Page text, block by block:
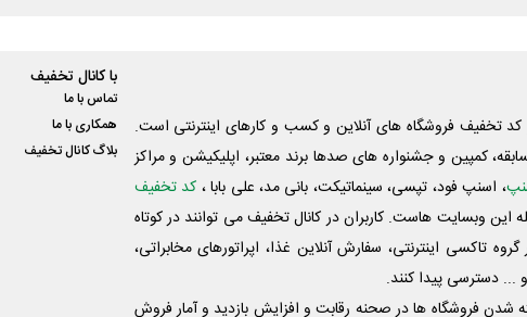
تخفیف فروشگاه های آنلاین و کسب و‌ کارهای اینترنتی است.
کمپین و جشنواره های صدها برند معتبر، اپلیکیشن و مراکز
، اسنپ فود، تپسی، سینماتیکت، بانی مد، علی‌ بابا ، کد تخفیف
این وبسایت ‌هاست. کاربران در کانال تخفیف می توانند در کوتاه
تاکسی اینترنتی، سفارش آنلاین غذا، اپراتورهای مخابراتی،
... دسترسی پیدا کنند.
شدن فروشگاه ها در صحنه رقابت و افزایش بازدید و آمار فروش
با کانال تخفیف
تماس با ما
همکاری با ما
بلاگ کانال تخفیف